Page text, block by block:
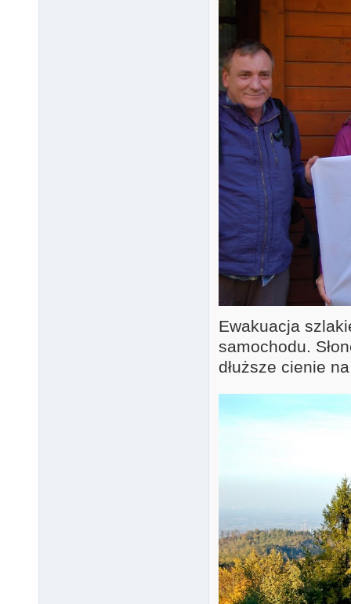
Ewakuacja
samochodu.
dłuższe cienie